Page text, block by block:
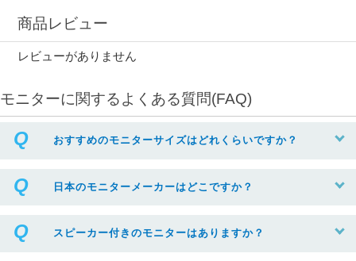
商品レビュー
レビューがありません
モニターに関するよくある質問(FAQ)
おすすめのモニターサイズはどれくらいですか？
日本のモニターメーカーはどこですか？
スピーカー付きのモニターはありますか？